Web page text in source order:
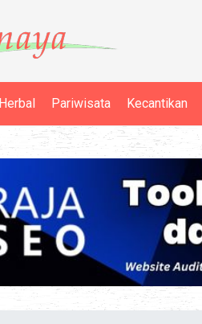
Pariwisata Kecantikan